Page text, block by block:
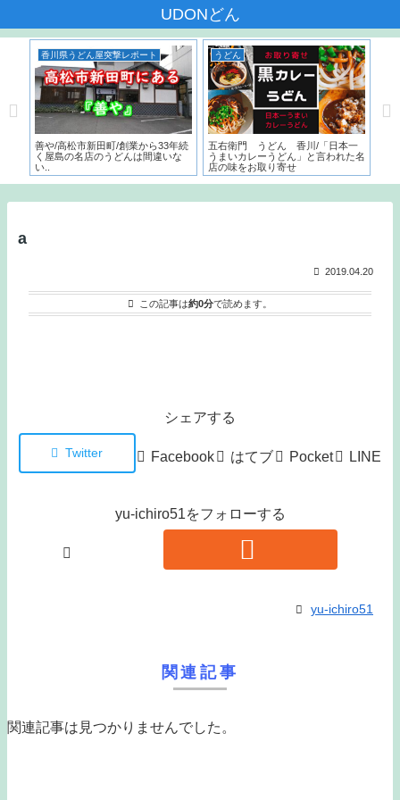
UDONどん
香川県うどん屋突撃レポート
善や/高松市新田町/創業から33年続
く屋島の名店のうどんは間違いな
い..
うどん
五右衛門 うどん 香川/「日本一
うまいカレーうどん」と言われた名
店の味をお取り寄せ
a
2019.04.20
この記事は約0分で読めます。
シェアする
Twitter Facebook はてブ Pocket LINE
yu-ichiro51をフォローする
yu-ichiro51
関連記事
関連記事は見つかりませんでした。